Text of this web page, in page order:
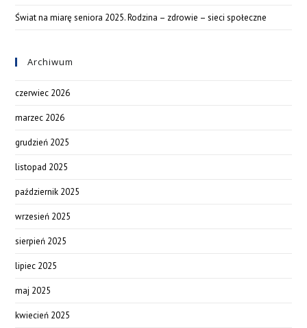
Świat na miarę seniora 2025. Rodzina – zdrowie – sieci społeczne
Archiwum
czerwiec 2026
marzec 2026
grudzień 2025
listopad 2025
październik 2025
wrzesień 2025
sierpień 2025
lipiec 2025
maj 2025
kwiecień 2025